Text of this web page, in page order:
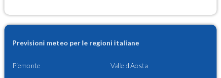
Previsioni meteo per le regioni italiane
Piemonte Valle d'Aosta